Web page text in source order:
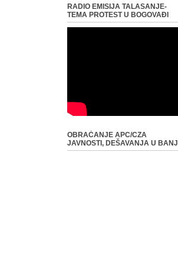
RADIO EMISIJA TALASANJE-
TEMA PROTEST U BOGOVAĐI
OBRAĆANJE APC/CZA
JAVNOSTI, DEŠAVANJA U BANJI